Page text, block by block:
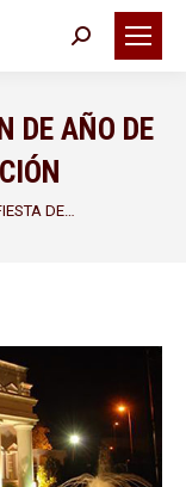
Buscar:
DE AÑO DE
DE…